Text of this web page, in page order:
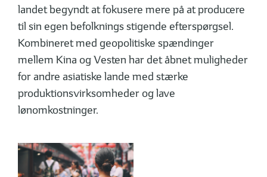
landet begyndt at fokusere mere på at producere
til sin egen befolknings stigende efterspørgsel.
Kombineret med geopolitiske spændinger
mellem Kina og Vesten har det åbnet muligheder
for andre asiatiske lande med stærke
produktionsvirksomheder og lave
lønomkostninger.